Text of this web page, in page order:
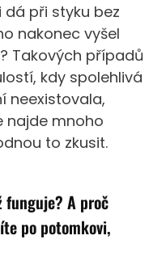
dá při styku bez
nakonec vyšel
Takových případů
kdy spolehlivá
neexistovala,
najde mnoho
to zkusit.
funguje? A proč
po potomkovi,